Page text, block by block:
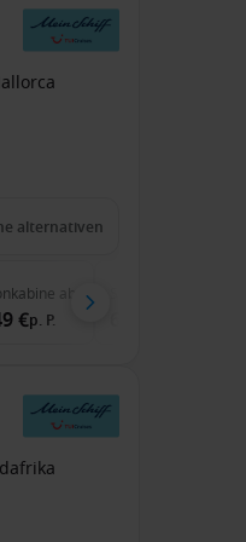
alternativen
ab
€p. P.